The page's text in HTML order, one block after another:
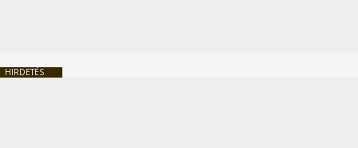
HIRDETÉS